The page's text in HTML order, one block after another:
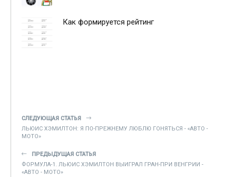
Как формируется рейтинг
СЛЕДУЮЩАЯ СТАТЬЯ
ЛЬЮИС ХЭМИЛТОН: Я ПО-ПРЕЖНЕМУ ЛЮБЛЮ ГОНЯТЬСЯ - «АВТО -
МОТО»
ПРЕДЫДУЩАЯ СТАТЬЯ
ФОРМУЛА-1. ЛЬЮИС ХЭМИЛТОН ВЫИГРАЛ ГРАН-ПРИ ВЕНГРИИ -
«АВТО - МОТО»